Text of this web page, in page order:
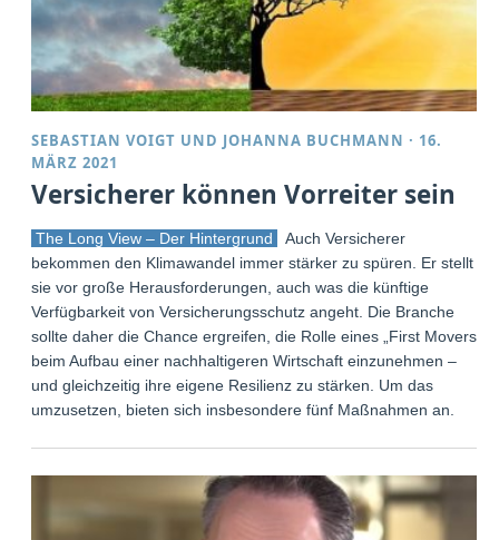
SEBASTIAN VOIGT UND JOHANNA BUCHMANN · 16.
MÄRZ 2021
Versicherer können Vorreiter sein
The Long View – Der Hintergrund
Auch Versicherer
bekommen den Klimawandel immer stärker zu spüren. Er stellt
sie vor große Herausforderungen, auch was die künftige
Verfügbarkeit von Versicherungsschutz angeht. Die Branche
sollte daher die Chance ergreifen, die Rolle eines „First Movers“
beim Aufbau einer nachhaltigeren Wirtschaft einzunehmen –
und gleichzeitig ihre eigene Resilienz zu stärken. Um das
umzusetzen, bieten sich insbesondere fünf Maßnahmen an.